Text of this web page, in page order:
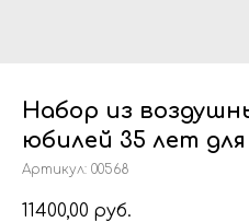
Набор из
юбилей 35 лет
Артикул: 00568
11400,00 руб.